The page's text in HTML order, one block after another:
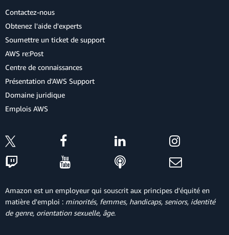
Contactez-nous
Obtenez l'aide d'experts
Soumettre un ticket de support
AWS re:Post
Centre de connaissances
Présentation d'AWS Support
Domaine juridique
Emplois AWS
Amazon est un employeur qui souscrit aux principes d'équité en
matière d'emploi : minorités, femmes, handicaps, seniors, identité
de genre, orientation sexuelle, âge.